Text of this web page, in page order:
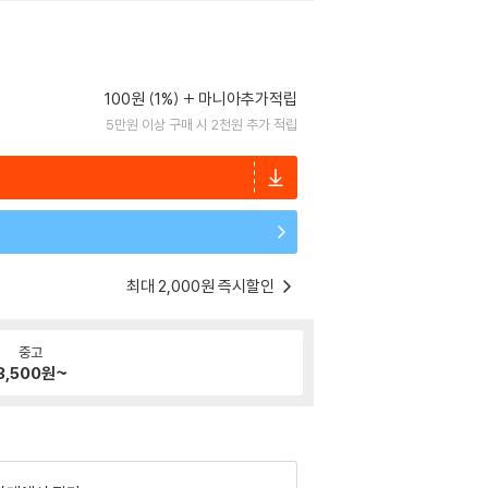
100원 (1%) 마니아추가적립
5만원 이상 구매 시 2천원 추가 적립
최대 2,000원 즉시할인
중고
원~